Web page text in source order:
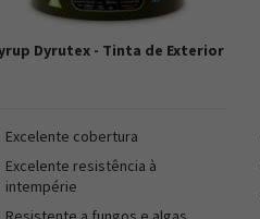
Dyrutex - Tinta de Exterior
Excelente cobertura
Excelente resistência à
intempérie